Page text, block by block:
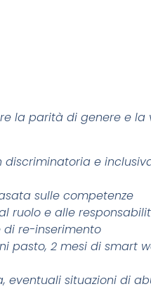
la parità di genere e la
discriminatoria e
sulle competenze
ruolo e alle
re-inserimento
pasto, 2 mesi di smart
situazioni di